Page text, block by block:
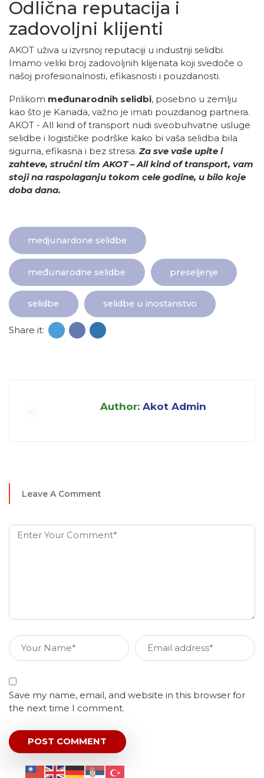
Odlična reputacija i
zadovoljni klijenti
AKOT uživa u izvrsnoj reputaciji u industriji selidbi.
Imamo veliki broj zadovoljnih klijenata koji svedoče o
našoj profesionalnosti, efikasnosti i pouzdanosti.
Prilikom međunarodnih selidbi, posebno u zemlju
kao što je Kanada, važno je imati pouzdanog partnera.
AKOT - All kind of transport nudi sveobuhvatne usluge
selidbe i logističke podrške kako bi vaša selidba bila
sigurna, efikasna i bez stresa.Za sve vaše upite i
zahteve, stručni tim AKOT – All kind of transport, vam
stoji na raspolaganju tokom cele godine, u bilo koje
doba dana.
medjunardone selidbe
međunarodne selidbe preseljenje
selidbe selidbe u inostanstvo
Share it:
Author: Akot Admin
Leave A Comment
Save my name, email, and website in this browser for
the next time I comment.